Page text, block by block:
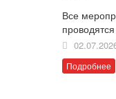
Все
Подробнее